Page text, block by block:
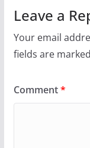
Leave a
Your email
fields are marked
Comment*